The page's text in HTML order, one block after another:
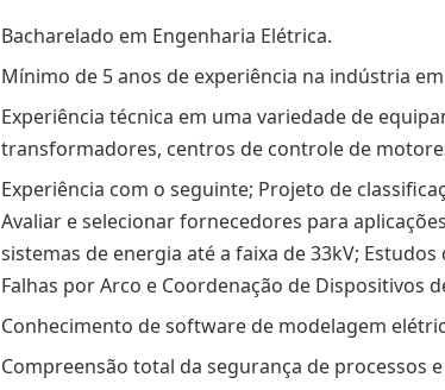
Bacharelado em Engenharia Elétrica.
Mínimo de 5 anos de experiência na indústria
Experiência técnica em uma variedade de
transformadores, centros de controle de
Experiência com o seguinte; Projeto de
Avaliar e selecionar fornecedores para
sistemas de energia até a faixa de 33kV;
Falhas por Arco e Coordenação de Dispositivos
Conhecimento de software de modelagem
Compreensão total da segurança de processos